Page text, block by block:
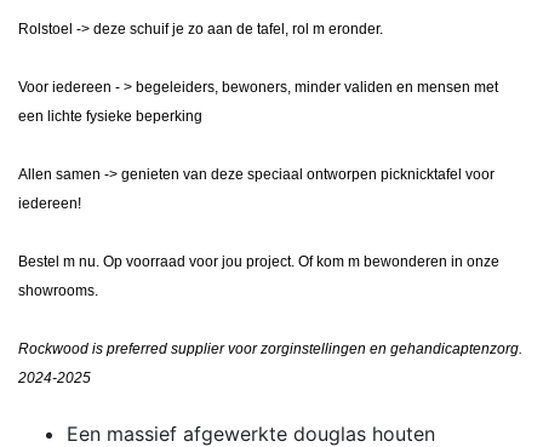
Rolstoel -> deze schuif je zo aan de tafel, rol m eronder.
Voor iedereen - > begeleiders, bewoners, minder validen en mensen met
een lichte fysieke beperking
Allen samen -> genieten van deze speciaal ontworpen picknicktafel voor
iedereen!
Bestel m nu. Op voorraad voor jou project. Of kom m bewonderen in onze
showrooms.
Rockwood is preferred supplier voor zorginstellingen en gehandicaptenzorg.
2024-2025
Een massief afgewerkte douglas houten